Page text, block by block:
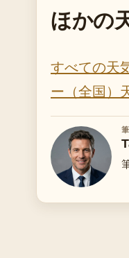
ほかの
すべての天
ー（全国）